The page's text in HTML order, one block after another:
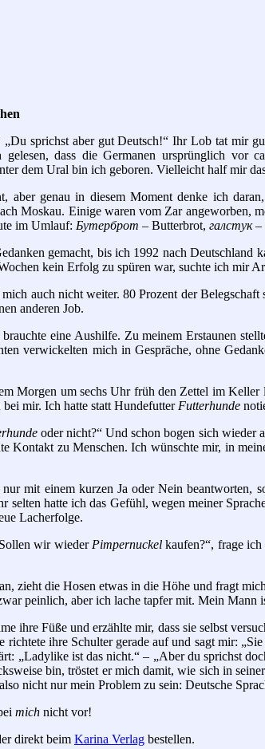
sprichst aber gut Deutsch!“ Ihr Lob tat mir
dass die Germanen ursprünglich vor
dem Ural bin ich geboren. Vielleicht half mir
aber genau in diesem Moment denke ich
Moskau. Einige waren vom Zar
im Umlauf: Бутерброт – Butterbrot, галстук–
gemacht, bis ich 1992 nach
kein Erfolg zu spüren war, suchte ich mir
auch nicht weiter. 80 Prozent der
anderen Job.
eine Aushilfe. Zu meinem Erstaunen
verwickelten mich in Gespräche, ohne
Morgen um sechs Uhr früh den Zettel im
mir. Ich hatte statt Hundefutter Futterhunde
oder nicht?“ Und schon bogen sich wieder
Kontakt zu Menschen. Ich wünschte mir, in
mit einem kurzen Ja oder Nein beantworten,
selten hatte ich das Gefühl, wegen meiner
Lacherfolge.
wir wieder Pimpernuckelkaufen?“, frage ich
zieht die Hosen etwas in die Höhe und fragt
peinlich, aber ich lache tapfer mit. Mein
ihre Füße und erzählte mir, dass sie selbst
ihre Schulter gerade auf und sagt mir:
„Ladylike ist das nicht.“ – „Aber du sprichst
bin, tröstet er mich damit, wie sich in
nicht nur mein Problem zu sein: Deutsche
mich nicht vor!
direkt beim Karina Verlag bestellen.